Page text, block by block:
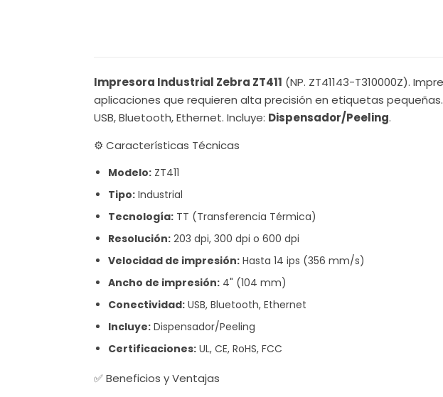
Impresora Industrial Zebra ZT411 (NP. ZT41143-T310000Z).
aplicaciones que requieren alta precisión en etiquetas
USB, Bluetooth, Ethernet. Incluye: Dispensador/Peeling.
⚙️ Características Técnicas
Modelo: ZT411
Tipo: Industrial
Tecnología: TT (Transferencia Térmica)
Resolución: 203 dpi, 300 dpi o 600 dpi
Velocidad de impresión: Hasta 14 ips (356 mm/s)
Ancho de impresión: 4" (104 mm)
Conectividad: USB, Bluetooth, Ethernet
Incluye: Dispensador/Peeling
Certificaciones: UL, CE, RoHS, FCC
✅ Beneficios y Ventajas